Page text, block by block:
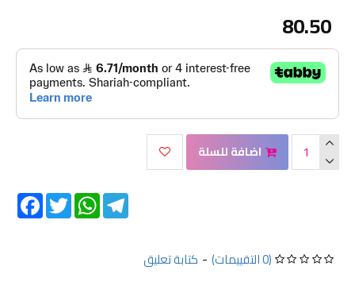
(0 التقييمات) - كتابة تعليق
80.50
اضافة للسلة
Twitter
WhatsAppTelegram